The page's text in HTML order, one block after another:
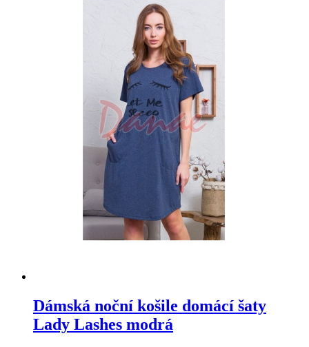
Dámská noční košile domácí šaty
Lady Lashes modrá